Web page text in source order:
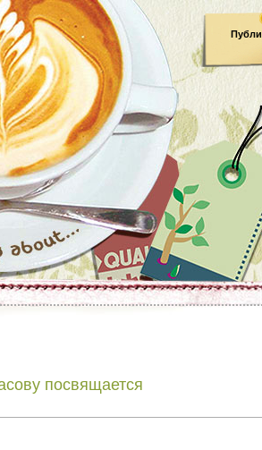
посвящается